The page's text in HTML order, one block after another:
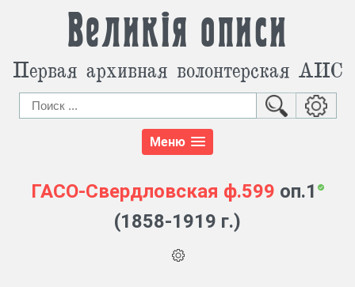
Великія описи
Первая архивная волонтерская АИС
Меню
ГАСО-Свердловская ф.599 оп.1
(1858-1919 г.)